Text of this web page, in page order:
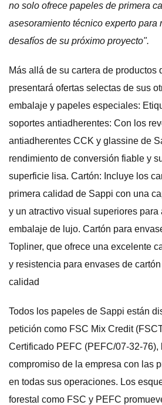
no solo ofrece papeles de primera
asesoramiento técnico experto para
desafíos de su próximo proyecto".
Más allá de su cartera de productos
presentará ofertas selectas de sus
embalaje y papeles especiales:
soportes antiadherentes: Con los
antiadherentes CCK y glassine de
rendimiento de conversión fiable y
superficie lisa. Cartón: Incluye los
primera calidad de Sappi con una
y un atractivo visual superiores
embalaje de lujo. Cartón para
Topliner, que ofrece una excelente
y resistencia para envases de
calidad
Todos los papeles de Sappi están
petición como FSC Mix Credit
Certificado PEFC (PEFC/07-32-76),
compromiso de la empresa con las
en todas sus operaciones. Los
forestal como FSC y PEFC